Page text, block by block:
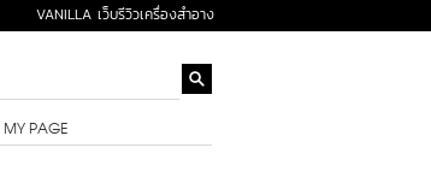
VANILLA เว็บรีวิวเครื่องสำอาง
MY PAGE